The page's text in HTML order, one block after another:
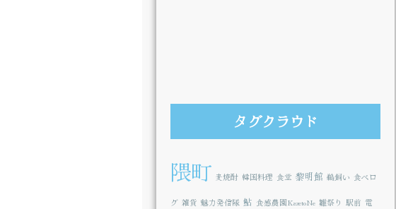
タグクラウド
隈町 麦焼酎 韓国料理 食堂 黎明館 鵜飼い 食べロ
グ 雑貨 魅力発信隊 鮎 食感農園KazetoNe 雛祭り 駅前 電